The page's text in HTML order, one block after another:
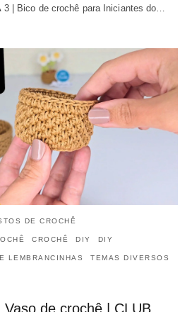
3 | Bico de crochê para Iniciantes do…
DE CROCHÊ
CROCHÊ DIY DIY
LEMBRANCINHAS TEMAS DIVERSOS
de crochê | CLUB